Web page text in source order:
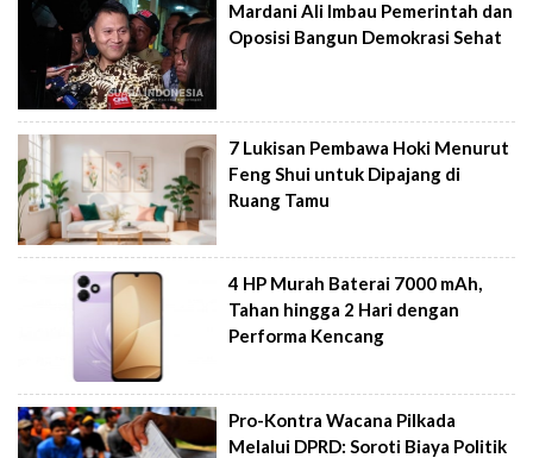
Mardani Ali Imbau Pemerintah dan
Oposisi Bangun Demokrasi Sehat
7 Lukisan Pembawa Hoki Menurut
Feng Shui untuk Dipajang di
Ruang Tamu
4 HP Murah Baterai 7000 mAh,
Tahan hingga 2 Hari dengan
Performa Kencang
Pro-Kontra Wacana Pilkada
Melalui DPRD: Soroti Biaya Politik